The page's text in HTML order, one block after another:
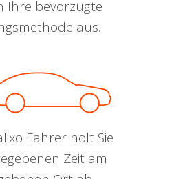
Ihre bevorzugte
aus.
Fahrer holt Sie
Zeit am